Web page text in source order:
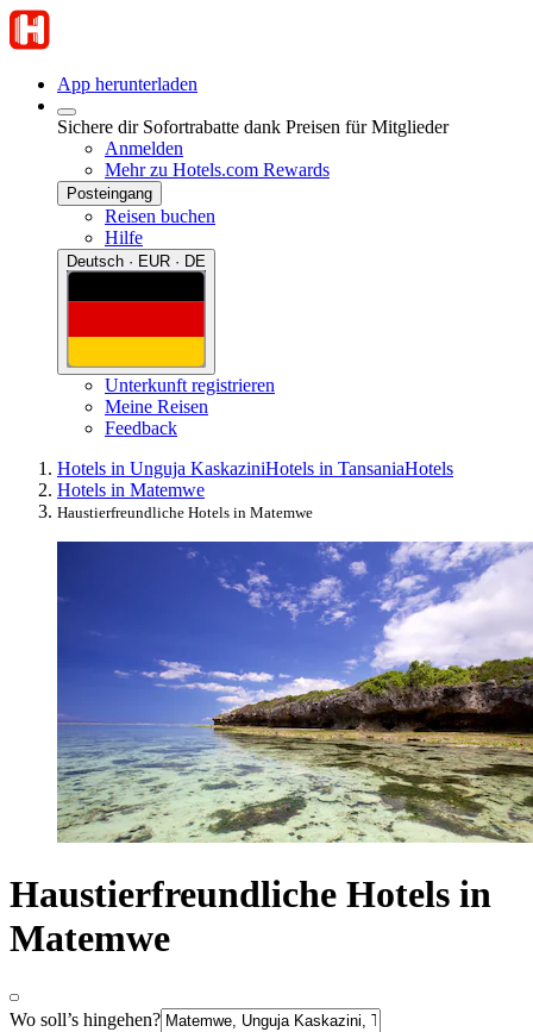
App herunterladen
Sichere dir Sofortrabatte dank Preisen für Mitglieder
Anmelden
Mehr zu Hotels.com Rewards
Posteingang
Reisen buchen
Hilfe
Deutsch · EUR · DE
Unterkunft registrieren
Meine Reisen
Feedback
Hotels in Unguja KaskaziniHotels in TansaniaHotels
Hotels in Matemwe
Haustierfreundliche Hotels in Matemwe
Haustierfreundliche Hotels in
Matemwe
Wo soll’s hingehen?